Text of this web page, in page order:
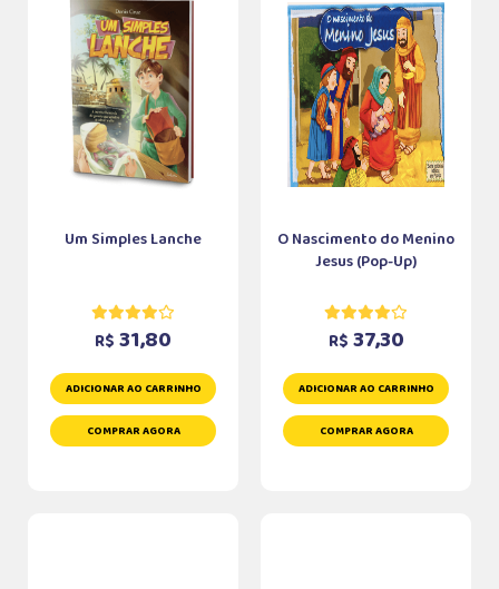
Um Simples Lanche
R$ 31,80
ADICIONAR AO CARRINHO
COMPRAR AGORA
O Nascimento do Menino
Jesus (Pop-Up)
R$ 37,30
ADICIONAR AO CARRINHO
COMPRAR AGORA